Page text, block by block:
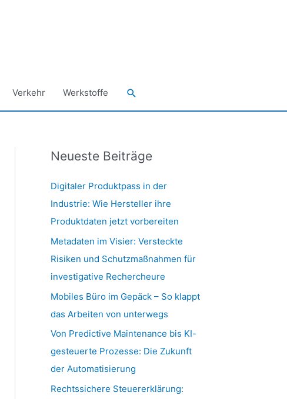
Verkehr Werkstoffe Suchen
Neueste Beiträge
Digitaler Produktpass in der
Industrie: Wie Hersteller ihre
Produktdaten jetzt vorbereiten
Metadaten im Visier: Versteckte
Risiken und Schutzmaßnahmen für
investigative Rechercheure
Mobiles Büro im Gepäck – So klappt
das Arbeiten von unterwegs
Von Predictive Maintenance bis KI-
gesteuerte Prozesse: Die Zukunft
der Automatisierung
Rechtssichere Steuererklärung: